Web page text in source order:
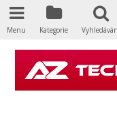
Menu Kategorie